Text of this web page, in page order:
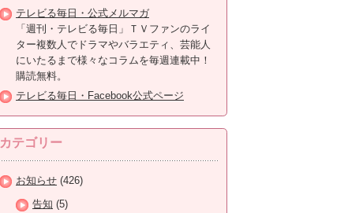
テレビる毎日・公式メルマガ
「週刊・テレビる毎日」ＴＶファンのライ
ター複数人でドラマやバラエティ、芸能人
にいたるまで様々なコラムを毎週連載中！
購読無料。
テレビる毎日・Facebook公式ページ
カテゴリー
お知らせ (426)
告知 (5)